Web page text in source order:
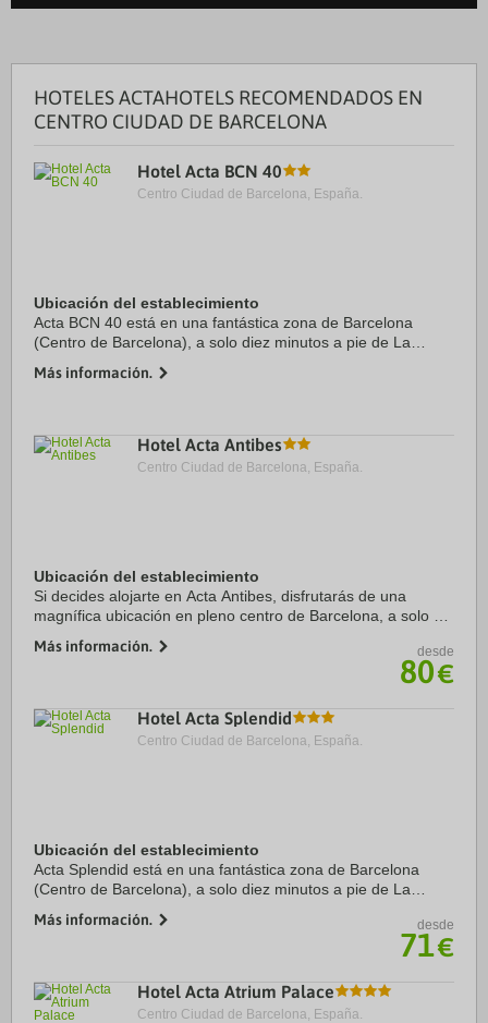
HOTELES ACTAHOTELS RECOMENDADOS EN
CENTRO CIUDAD DE BARCELONA
Hotel Acta BCN 40
Centro Ciudad de Barcelona, España.
Ubicación del establecimiento
Acta BCN 40 está en una fantástica zona de Barcelona
(Centro de Barcelona), a solo diez minutos a pie de La
boutique se encuentra a 0,9 km de Plaza de ...
Más información.
Hotel Acta Antibes
Centro Ciudad de Barcelona, España.
Ubicación del establecimiento
Si decides alojarte en Acta Antibes, disfrutarás de una
magnífica ubicación en pleno centro de Barcelona, a solo 15
Además, este hotel se encuentra a 2,2 ...
Más información. desde
80€
Hotel Acta Splendid
Centro Ciudad de Barcelona, España.
Ubicación del establecimiento
Acta Splendid está en una fantástica zona de Barcelona
(Centro de Barcelona), a solo diez minutos a pie de La
encuentra a 1,2 km de Catedral de Barcelona ...
Más información. desde
71€
Hotel Acta Atrium Palace
Centro Ciudad de Barcelona, España.